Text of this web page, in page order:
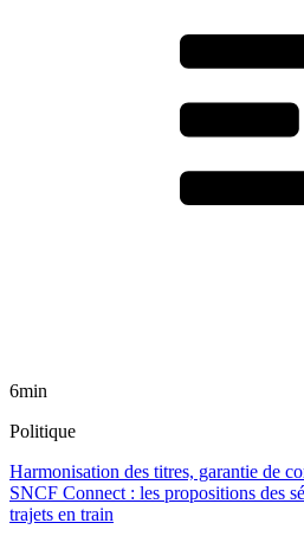
6min
Politique
Harmonisation des titres, garantie de
SNCF Connect : les propositions des
trajets en train